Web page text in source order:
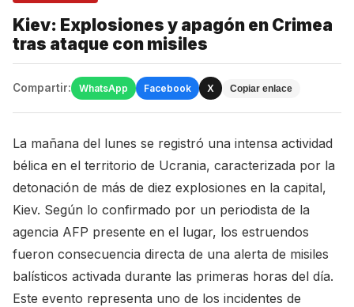
Kiev: Explosiones y apagón en Crimea
tras ataque con misiles
Compartir: WhatsApp Facebook X Copiar enlace
La mañana del lunes se registró una intensa actividad
bélica en el territorio de Ucrania, caracterizada por la
detonación de más de diez explosiones en la capital,
Kiev. Según lo confirmado por un periodista de la
agencia AFP presente en el lugar, los estruendos
fueron consecuencia directa de una alerta de misiles
balísticos activada durante las primeras horas del día.
Este evento representa uno de los incidentes de